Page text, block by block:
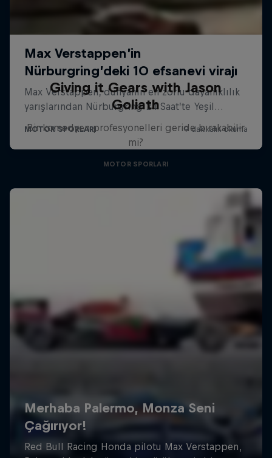
Giving it Gears with Jason
Goliath
Bir komedyen profesyonelleri geride bırakabilir
mi?
MOTOR SPORLARI